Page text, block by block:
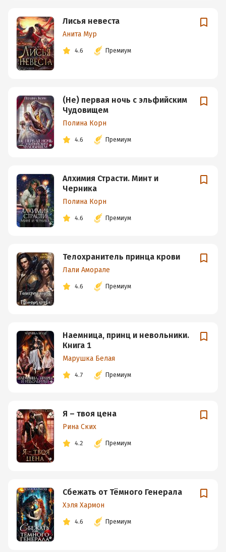
Лисья невеста
Анита Мур
4.6 Премиум
(Не) первая ночь с эльфийским
Чудовищем
Полина Корн
4.6 Премиум
Алхимия Страсти. Минт и
Черника
Полина Корн
4.6 Премиум
Телохранитель принца крови
Лали Аморале
4.6 Премиум
Наемница, принц и невольники.
Книга 1
Марушка Белая
4.7 Премиум
Я – твоя цена
Рина Ских
4.2 Премиум
Сбежать от Тёмного Генерала
Хэля Хармон
4.6 Премиум